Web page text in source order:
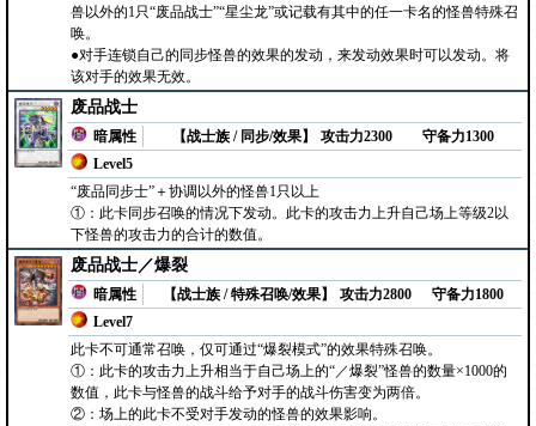
兽以外的1只“废品战士”“星尘龙”或记载有其中的任一卡名的怪兽特殊召
唤。
●对手连锁自己的同步怪兽的效果的发动，来发动效果时可以发动。将
该对手的效果无效。
废品战士
暗属性
【战士族 / 同步/效果】
Level5
攻击力2300 守备力1300
“废品同步士”＋协调以外的怪兽1只以上
①：此卡同步召唤的情况下发动。此卡的攻击力上升自己场上等级2以
下怪兽的攻击力的合计的数值。
废品战士／爆裂
暗属性
【战士族 / 特殊召唤/效果】
Level7
攻击力2800 守备力1800
此卡不可通常召唤，仅可通过“爆裂模式”的效果特殊召唤。
①：此卡的攻击力上升相当于自己场上的“／爆裂”怪兽的数量×1000的
数值，此卡与怪兽的战斗给予对手的战斗伤害变为两倍。
②：场上的此卡不受对手发动的怪兽的效果影响。